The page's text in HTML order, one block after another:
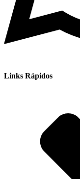
Links Rápidos